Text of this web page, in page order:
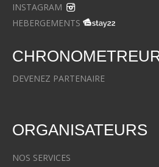
INSTAGRAM
HEBERGEMENTS
DEVENEZ PARTENAIRE
ORGANISATEURS
NOS SERVICES